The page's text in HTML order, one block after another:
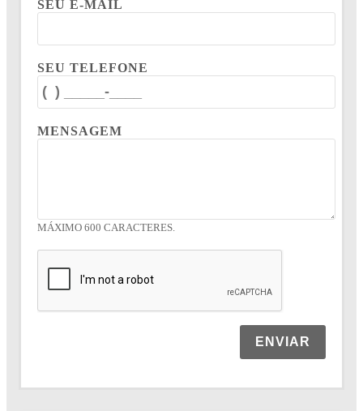
SEU E-MAIL
SEU TELEFONE
MENSAGEM
MÁXIMO 600 CARACTERES.
ENVIAR